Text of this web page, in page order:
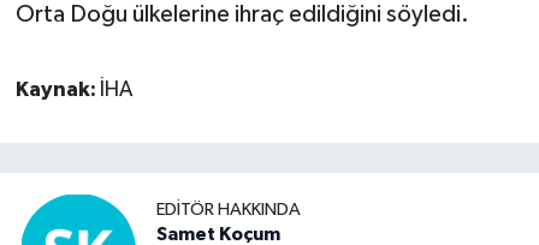
Orta Doğu ülkelerine ihraç edildiğini söyledi.
Kaynak: İHA
EDITÖR HAKKINDA
Samet Koçum